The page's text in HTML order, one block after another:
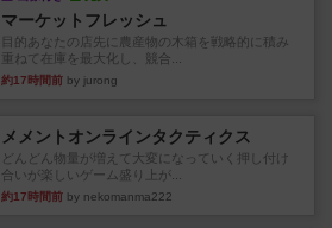
マーケットフレッシュ
目的あなたの店先に農産物の木箱を戦略的に積み
重ねて在庫を最大化し、競合...
約17時間前 by jurong
メメントオンラインタクティクス
どんどん物量が増えて大変になっていく押し付け
合いが楽しいゲーム盛り上が...
約17時間前 by nekomanma222